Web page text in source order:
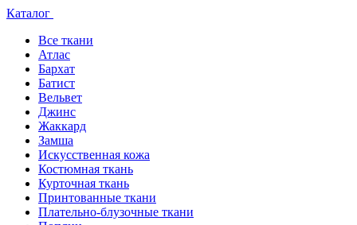
Каталог
Все ткани
Атлас
Бархат
Батист
Вельвет
Джинс
Жаккард
Замша
Искусственная кожа
Костюмная ткань
Курточная ткань
Принтованные ткани
Плательно-блузочные ткани